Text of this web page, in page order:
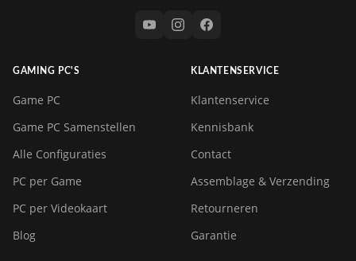
GAMING PC'S
Game PC
Game PC Samenstellen
Alle Configuraties
PC per Game
PC per Videokaart
Blog
KLANTENSERVICE
Klantenservice
Kennisbank
Contact
Assemblage & Verzending
Retourneren
Garantie